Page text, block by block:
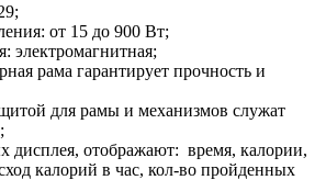
от 15 до 900 Вт;
электромагнитная;
рама гарантирует прочность и
для рамы и механизмов служат
дисплея, отображают: время, калории,
калорий в час, кол-во пройденных